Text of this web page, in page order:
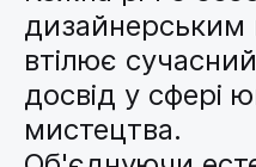
втілює
досвід у сфері
мистецтва.